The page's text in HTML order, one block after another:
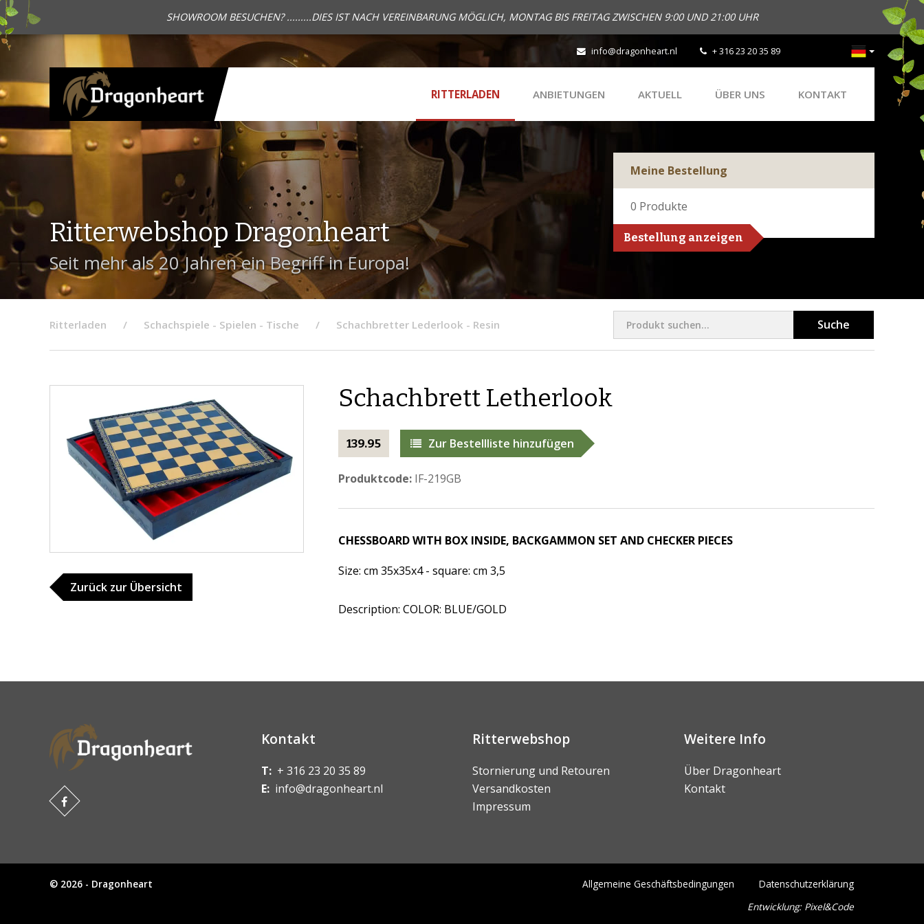
SHOWROOM BESUCHEN? .........DIES IST NACH VEREINBARUNG MÖGLICH, MONTAG BIS FREITAG ZWISCHEN 9:00 UND 21:00 UHR
info@dragonheart.nl + 316 23 20 35 89
RITTERLADEN ANBIETUNGEN AKTUELL ÜBER UNS KONTAKT
Ritterwebshop Dragonheart
Seit mehr als 20 Jahren ein Begriff in Europa!
Meine Bestellung
0 Produkte
Bestellung anzeigen
Ritterladen Schachspiele - Spielen - Tische Schachbretter Lederlook - Resin Suche
Zurück zur Übersicht
Schachbrett Letherlook
139.95 Zur Bestellliste hinzufügen
Produktcode:IF-219GB
CHESSBOARD WITH BOX INSIDE, BACKGAMMON SET AND CHECKER PIECES
Size: cm 35x35x4 - square: cm 3,5
Description: COLOR: BLUE/GOLD
Kontakt
T: + 316 23 20 35 89
E: info@dragonheart.nl
Ritterwebshop
Stornierung und Retouren
Versandkosten
Impressum
Weitere Info
Über Dragonheart
Kontakt
© 2026 - Dragonheart Allgemeine Geschäftsbedingungen
Datenschutzerklärung
Entwicklung: Pixel&Code